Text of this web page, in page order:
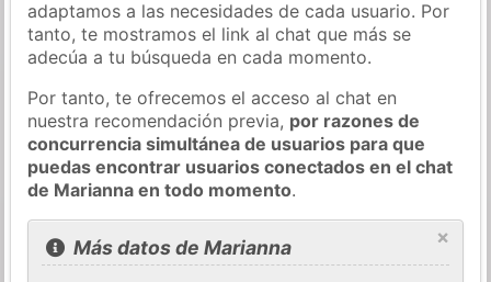
adaptamos a las necesidades de cada usuario. Por
tanto, te mostramos el link al chat que más se
adecúa a tu búsqueda en cada momento.
Por tanto, te ofrecemos el acceso al chat en
nuestra recomendación previa, por razones de
concurrencia simultánea de usuarios para que
puedas encontrar usuarios conectados en el chat
de Marianna en todo momento.
×
Más datos de Marianna